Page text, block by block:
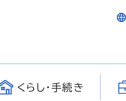
くらし・手続き